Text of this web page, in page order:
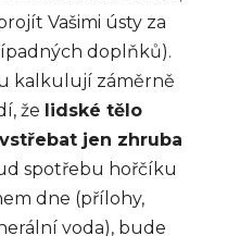
Vašimi ústy za
doplňků).
kalkulují záměrně
že lidské tělo
jen zhruba
spotřebu hořčíku
dne (přílohy,
voda), bude